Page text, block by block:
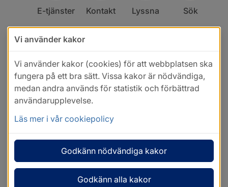
E-tjänster Kontakt Lyssna Sök
Vi använder kakor
Vi använder kakor (cookies) för att webbplatsen ska
fungera på ett bra sätt. Vissa kakor är nödvändiga,
medan andra används för statistik och förbättrad
användarupplevelse.
Läs mer i vår cookiepolicy
Godkänn nödvändiga kakor
Godkänn alla kakor